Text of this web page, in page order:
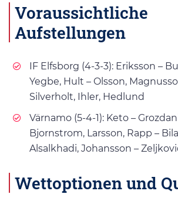
Voraussichtliche
Aufstellungen
IF Elfsborg (4-3-3): Eriksson –
Yegbe, Hult – Olsson,
Silverholt, Ihler, Hedlund
Värnamo (5-4-1): Keto –
Bjornstrom, Larsson, Rapp –
Alsalkhadi, Johansson –
Wettoptionen und